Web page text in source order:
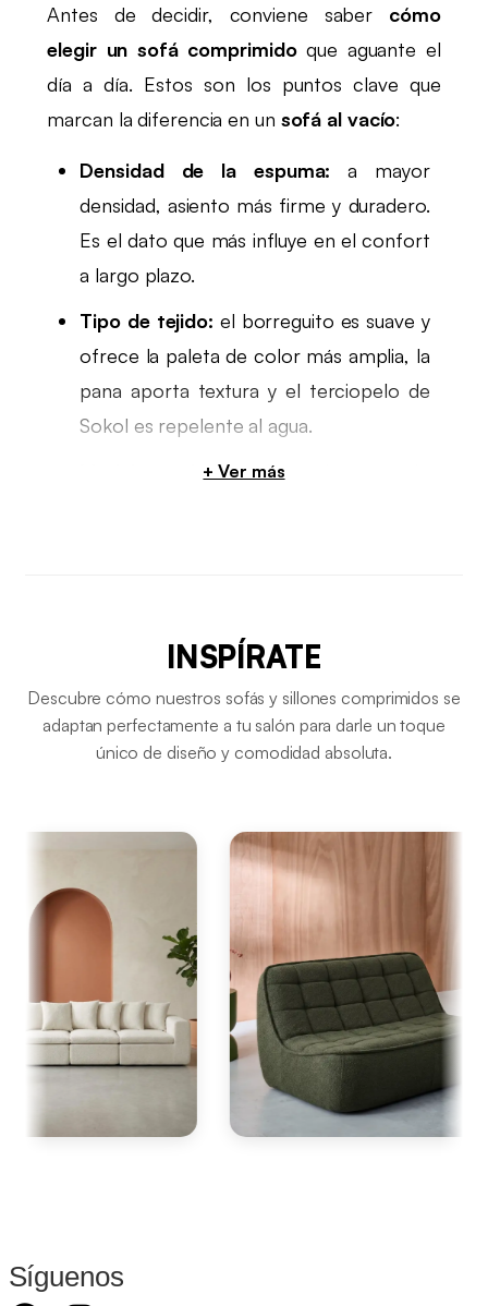
Antes de decidir, conviene saber cómo
elegir un sofá comprimidoque aguante el
día a día. Estos son los puntos clave que
marcan la diferencia en un sofá al vacío:
Densidad de la espuma: a mayor
densidad, asiento más firme y duradero.
Es el dato que más influye en el confort
a largo plazo.
Tipo de tejido: el borreguito es suave y
ofrece la paleta de color más amplia, la
pana aporta textura y el terciopelo de
Sokol es repelente al agua.
Modular o de una pieza:
ocasional, unsofá cama comprimido
como Sweeetch o Seventies resuelve el
espacio para invitados.
ser un problema. Mide la estancia para
acertar con el número de plazas.
Comprar unsofá onlinenunca ha sido tan
sencillo. Se acabaron los apuros para subir
muebles por escaleras estrechas o los
atascos en el ascensor. Tu nuevosofá
llega a la puerta de tu casa en
un formato compacto, manejable y
Recuperación de la forma y
INSPÍRATE
Descubre cómo nuestros sofás y sillones comprimidos se
adaptan perfectamente a tu salón para darle un toque
único de diseño y comodidad absoluta.
Síguenos